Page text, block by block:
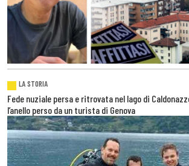
LA STORIA
Fede nuziale persa e ritrovata nel lago di
l’anello perso da un turista di Genova